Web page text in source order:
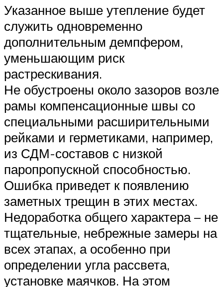
Указанное выше утепление будет
служить одновременно
дополнительным демпфером,
уменьшающим риск
растрескивания.
Не обустроены около зазоров возле
рамы компенсационные швы со
специальными расширительными
рейками и герметиками, например,
из СДМ-составов с низкой
паропропускной способностью.
Ошибка приведет к появлению
заметных трещин в этих местах.
Недоработка общего характера – не
тщательные, небрежные замеры на
всех этапах, а особенно при
определении угла рассвета,
установке маячков. На этом